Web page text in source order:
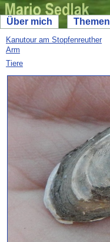
Über mich Themen
Kanutour am Stopfenreuther
Arm
Tiere